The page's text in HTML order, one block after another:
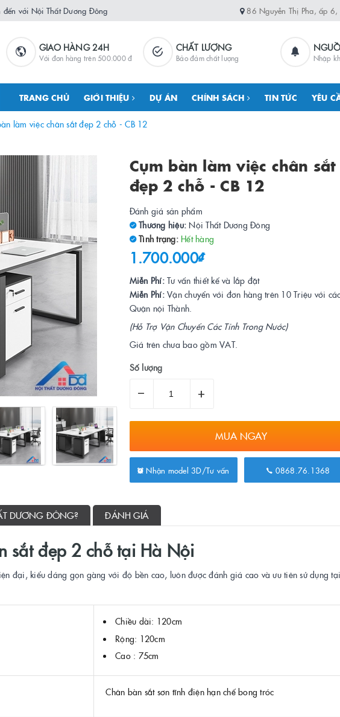
đến với Nội Thất Dương Đông 86 Nguyễn Thị Pha, ấp
GIAO HÀNG 24H
Với đơn hàng trên 500.000 đ
CHẤT LƯỢNG
Bảo đảm chất lượng Nhập
TRANG CHỦ GIỚI THIỆU DỰ ÁN CHÍNH SÁCH TIN TỨC YÊU
làm việc chân sắt đẹp 2 chỗ - CB 12
Cụm bàn làm việc chân sắt
đẹp 2 chỗ - CB 12
Đánh giá sản phẩm
Thương hiệu: Nội Thất Dương Đông
Tình trạng: Hết hàng
1.700.000₫
Miễn Phí:Tư vấn thiết kế và lắp đặt
Miễn Phí:Vận chuyển với đơn hàng trên 10 Triệu với các
Quận nội Thành.
(Hỗ Trợ Vận Chuyển Các Tỉnh Trong Nước)
Giá trên chưa bao gồm VAT.
Số lượng
– +
MUA NGAY
Nhận model 3D/Tư vấn 0868.76.1368
DƯƠNG ĐÔNG? ĐÁNH GIÁ
sắt đẹp 2 chỗ tại Hà Nội
đại, kiểu dáng gọn gàng với độ bền cao, luôn được đánh giá cao và ưu tiên sử dụng tại
Chiều dài: 120cm
Rộng: 120cm
Cao : 75cm
Chân bàn sắt sơn tĩnh điện hạn chế bong tróc